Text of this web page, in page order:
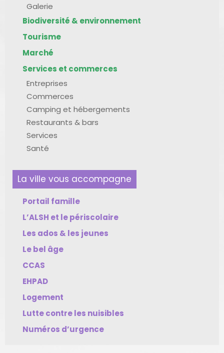
Galerie
Biodiversité & environnement
Tourisme
Marché
Services et commerces
Entreprises
Commerces
Camping et hébergements
Restaurants & bars
Services
Santé
La ville vous accompagne
Portail famille
L’ALSH et le périscolaire
Les ados & les jeunes
Le bel âge
CCAS
EHPAD
Logement
Lutte contre les nuisibles
Numéros d’urgence